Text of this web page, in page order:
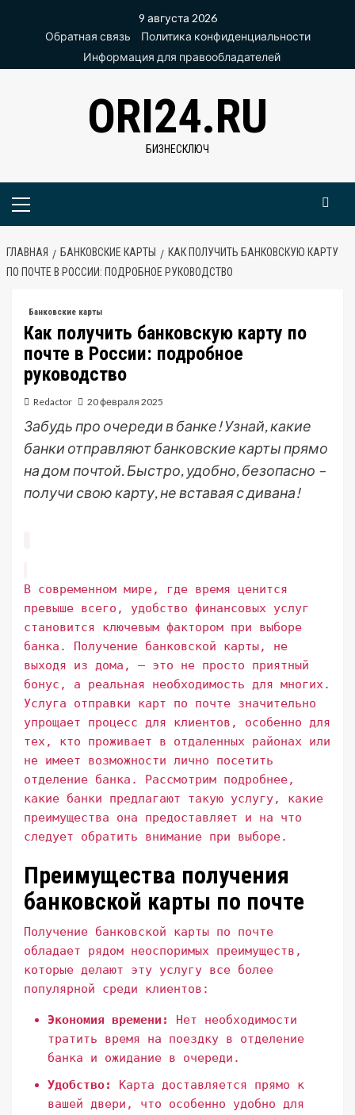
содержимому
9 августа 2026
Обратная связь
Политика конфиденциальности
Информация для правообладателей
ORI24.RU
БИЗНЕСКЛЮЧ
Основное
ГЛАВНАЯ БАНКОВСКИЕ КАРТЫ
КАК ПОЛУЧИТЬ БАНКОВСКУЮ КАРТУ
ПО ПОЧТЕ В РОССИИ: ПОДРОБНОЕ РУКОВОДСТВО
Банковские карты
Как получить банковскую карту по
почте в России: подробное
руководство
Redactor 20 февраля 2025
Забудь про очереди в банке! Узнай, какие
банки отправляют банковские карты прямо
на дом почтой. Быстро, удобно, безопасно –
получи свою карту, не вставая с дивана!
В современном мире, где время ценится
превыше всего, удобство финансовых услуг
становится ключевым фактором при выборе
банка. Получение банковской карты, не
выходя из дома, – это не просто приятный
бонус, а реальная необходимость для многих.
Услуга отправки карт по почте значительно
упрощает процесс для клиентов, особенно для
тех, кто проживает в отдаленных районах или
не имеет возможности лично посетить
отделение банка. Рассмотрим подробнее,
какие банки предлагают такую услугу, какие
преимущества она предоставляет и на что
следует обратить внимание при выборе.
Преимущества получения
банковской карты по почте
Получение банковской карты по почте
обладает рядом неоспоримых преимуществ,
которые делают эту услугу все более
популярной среди клиентов:
Экономия времени:
Нет необходимости
тратить время на поездку в отделение
банка и ожидание в очереди.
Удобство:
Карта доставляется прямо к
вашей двери, что особенно удобно для